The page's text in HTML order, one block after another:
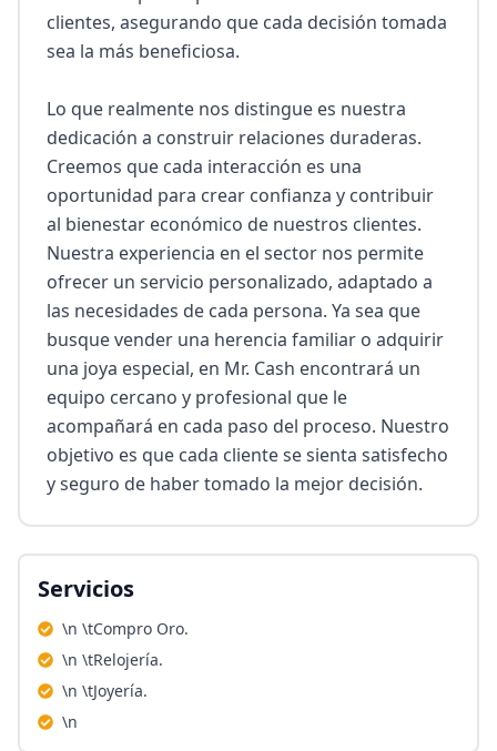
clientes, asegurando que cada decisión tomada
sea la más beneficiosa.
Lo que realmente nos distingue es nuestra
dedicación a construir relaciones duraderas.
Creemos que cada interacción es una
oportunidad para crear confianza y contribuir
al bienestar económico de nuestros clientes.
Nuestra experiencia en el sector nos permite
ofrecer un servicio personalizado, adaptado a
las necesidades de cada persona. Ya sea que
busque vender una herencia familiar o adquirir
una joya especial, en Mr. Cash encontrará un
equipo cercano y profesional que le
acompañará en cada paso del proceso. Nuestro
objetivo es que cada cliente se sienta satisfecho
y seguro de haber tomado la mejor decisión.
Servicios
\n \tCompro Oro.
\n \tRelojería.
\n \tJoyería.
\n